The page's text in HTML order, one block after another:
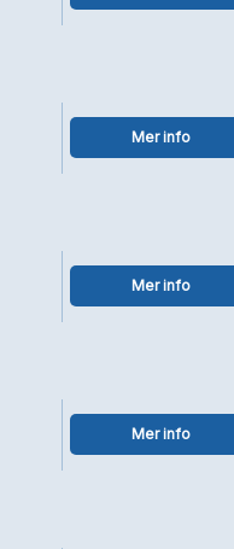
Mer info
Mer info
Mer info